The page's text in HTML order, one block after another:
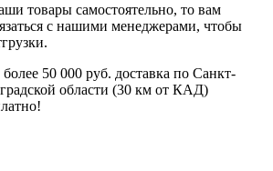
товары самостоятельно, то вам
с нашими менеджерами, чтобы
50 000 руб. доставка по Санкт-
области (30 км от КАД)